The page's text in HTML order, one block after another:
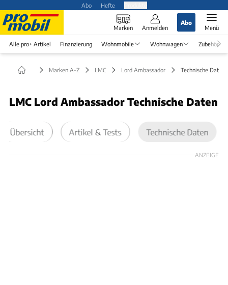
Abo Hefte
Marken Anmelden
Abo
Menü
Alle pro+ Artikel Finanzierung Wohnmobile Wohnwagen Zubehör
Marken A-Z LMC Lord Ambassador Technische Daten
LMC Lord Ambassador Technische Daten
Übersicht Artikel & Tests Technische Daten
ANZEIGE